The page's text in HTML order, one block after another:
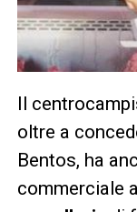
Il
oltre a
Bentos, ha
commerciale